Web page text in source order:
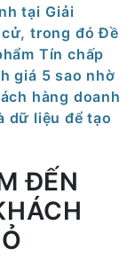
tại Giải
trong đó Đề
Tín chấp
giá 5 sao nhờ
hàng doanh
dữ liệu để tạo
ĐẾN